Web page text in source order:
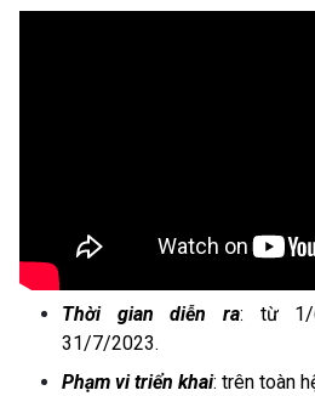
Thời gian diễn ra: từ 1/
31/7/2023.
Phạm vi triển khai: trên toàn